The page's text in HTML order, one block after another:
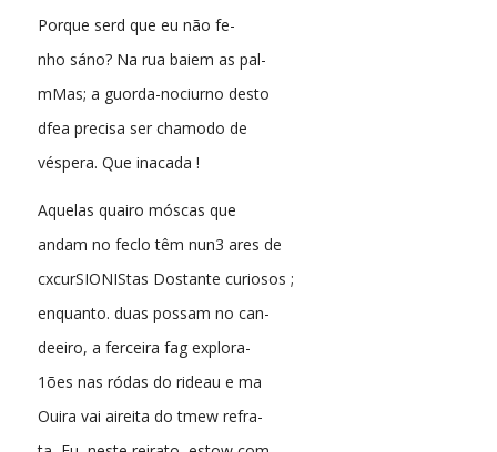
Porque serd que eu não fe-
nho sáno? Na rua baiem as pal-
mMas; a guorda-nociurno desto
dfea precisa ser chamodo de
véspera. Que inacada !
Aquelas quairo móscas que
andam no feclo têm nun3 ares de
cxcurSIONIStas Dostante curiosos ;
enquanto. duas possam no can-
deeiro, a ferceira fag explora-
1ões nas ródas do rideau e ma
Ouira vai aireita do tmew refra-